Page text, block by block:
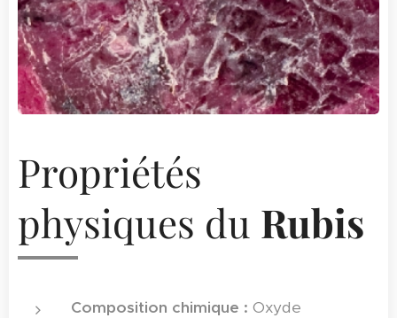
Propriétés
physiques du Rubis
Composition chimique : Oxyde